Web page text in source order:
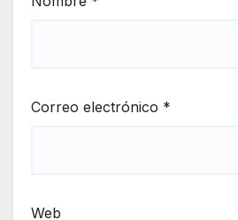
Correo electrónico *
Web